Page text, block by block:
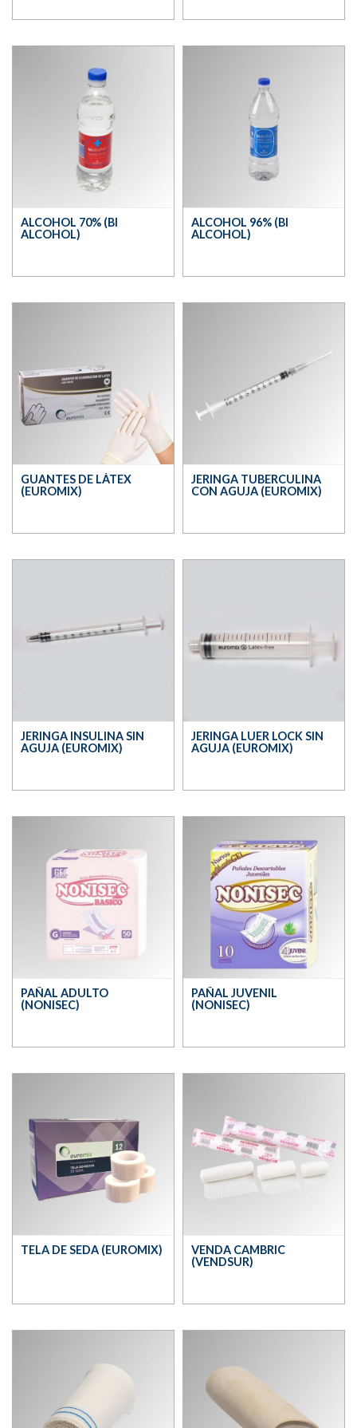
ALCOHOL 70% (BI
ALCOHOL)
ALCOHOL 96% (BI
ALCOHOL)
GUANTES DE LÁTEX
(EUROMIX)
JERINGA TUBERCULINA
CON AGUJA (EUROMIX)
JERINGA INSULINA SIN
AGUJA (EUROMIX)
JERINGA LUER LOCK SIN
AGUJA (EUROMIX)
PAÑAL ADULTO
(NONISEC)
PAÑAL JUVENIL
(NONISEC)
TELA DE SEDA (EUROMIX)
VENDA CAMBRIC
(VENDSUR)